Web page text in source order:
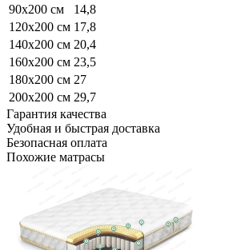
90x200 см
14,8
120x200 см 17,8
140x200 см 20,4
160x200 см 23,5
180x200 см 27
200x200 см 29,7
Гарантия качества
Удобная и быстрая доставка
Безопасная оплата
Похожие матрасы